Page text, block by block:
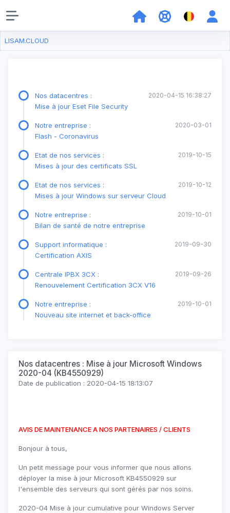
LISAM.CLOUD
2020-04-15 16:38:27
Nos datacentres :
Mise à jour Eset File Security
2020-03-01
Notre entreprise :
Flash - Coronavirus
2019-10-15
Etat de nos services :
Mises à jour des certificats SSL
2019-10-12
Etat de nos services :
Mises à jour Windows sur serveur Cloud
2019-10-01
Notre entreprise :
Bilan de santé de notre entreprise
2019-09-30
Support informatique :
Certification AXIS
2019-09-26
Centrale IPBX 3CX :
Renouvelement Certification 3CX V16
2019-10-01
Notre entreprise :
Nouveau site internet et back-office
Nos datacentres : Mise à jour Microsoft Windows
2020-04 (KB4550929)
Date de publication : 2020-04-15 18:13:07
AVIS DE MAINTENANCE A NOS PARTENAIRES / CLIENTS
Bonjour à tous,
Un petit message pour vous informer que nous allons
déployer la mise à jour Microsoft KB4550929 sur
l'ensemble des serveurs qui sont gérés par nos soins.
2020-04 Mise à jour cumulative pour Windows Server